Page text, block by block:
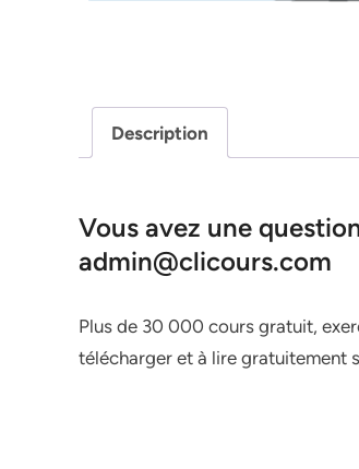
Description
Vous avez une
admin@clicours.com
Plus de 30 000 cours gratuit,
télécharger et à lire gratuitement